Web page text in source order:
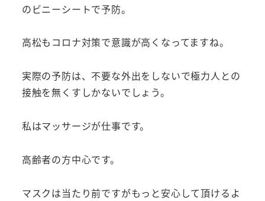
のビニーシートで予防。
高松もコロナ対策で意識が高くなってますね。
実際の予防は、不要な外出をしないで極力人との
接触を無くすしかないでしょう。
私はマッサージが仕事です。
高齢者の方中心です。
マスクは当たり前ですがもっと安心して頂けるよ